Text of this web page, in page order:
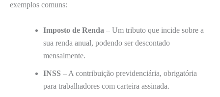
exemplos comuns:
Imposto de Renda – Um tributo que incide sobre a
sua renda anual, podendo ser descontado
mensalmente.
INSS – A contribuição previdenciária, obrigatória
para trabalhadores com carteira assinada.